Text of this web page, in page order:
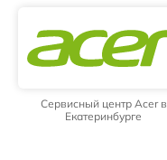
Сервисный центр Acer в
Екатеринбурге